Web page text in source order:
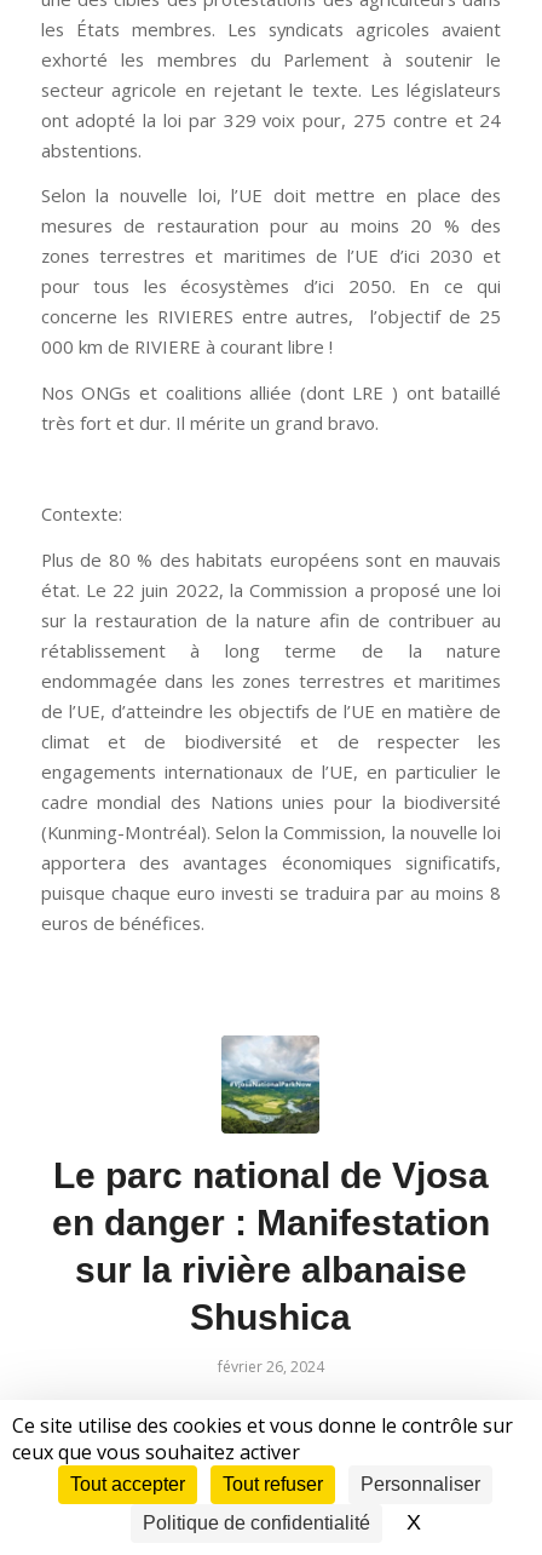
Ce site utilise des cookies et vous donne le contrôle sur
ceux que vous souhaitez activer
Tout accepter Tout refuser
Personnaliser
Politique de confidentialité
XMasquer le
les États membres. Les syndicats agricoles avaient
exhorté les membres du Parlement à soutenir le
secteur agricole en rejetant le texte. Les législateurs
ont adopté la loi par 329 voix pour, 275 contre et 24
abstentions.
Selon la nouvelle loi, l’UE doit mettre en place des
mesures de restauration pour au moins 20 % des
zones terrestres et maritimes de l’UE d’ici 2030 et
pour tous les écosystèmes d’ici 2050. En ce qui
concerne les RIVIERES entre autres, l’objectif de 25
000 km de RIVIERE à courant libre !
Nos ONGs et coalitions alliée (dont LRE ) ont bataillé
très fort et dur. Il mérite un grand bravo.
Contexte:
Plus de 80 % des habitats européens sont en mauvais
état. Le 22 juin 2022, la Commission a proposé une loi
sur la restauration de la nature afin de contribuer au
rétablissement à long terme de la nature
endommagée dans les zones terrestres et maritimes
de l’UE, d’atteindre les objectifs de l’UE en matière de
climat et de biodiversité et de respecter les
engagements internationaux de l’UE, en particulier le
cadre mondial des Nations unies pour la biodiversité
(Kunming-Montréal). Selon la Commission, la nouvelle loi
apportera des avantages économiques significatifs,
puisque chaque euro investi se traduira par au moins 8
euros de bénéfices.
Le parc national de Vjosa
en danger : Manifestation
sur la rivière albanaise
Shushica
février 26, 2024
» Une vallée entière se dresse contre le
détournement de ses eaux : Le samedi 24 février, les
maires de la vallée de Shushica se sont rassemblés
pour protester contre les plans de destruction de la